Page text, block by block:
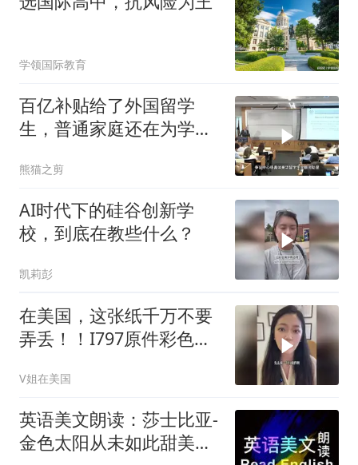
学领国际教育
百亿补贴给了外国留学
生，普通家庭还在为学费
熊猫之剪
AI时代下的硅谷创新学
校，到底在教些什么？
凯莉彭
在美国，这张纸千万不要
弄丢！！I797原件彩色通
值590刀
V姐在美国
英语美文朗读：莎士比亚-
金色太阳从未如此甜美吻